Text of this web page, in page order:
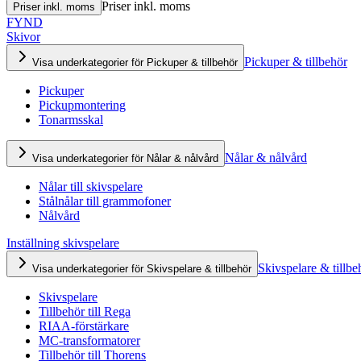
Priser inkl. moms Priser inkl. moms
FYND
Skivor
Visa underkategorier för Pickuper & tillbehör Pickuper & tillbehör
Pickuper
Pickupmontering
Tonarmsskal
Visa underkategorier för Nålar & nålvård Nålar & nålvård
Nålar till skivspelare
Stålnålar till grammofoner
Nålvård
Inställning skivspelare
Visa underkategorier för Skivspelare & tillbehör Skivspelare &
Skivspelare
Tillbehör till Rega
RIAA-förstärkare
MC-transformatorer
Tillbehör till Thorens